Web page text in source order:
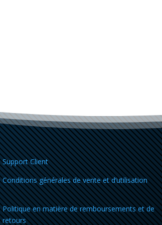
Support Client
Conditions générales de vente et d’utilisation
Politique en matière de remboursements et de
retours